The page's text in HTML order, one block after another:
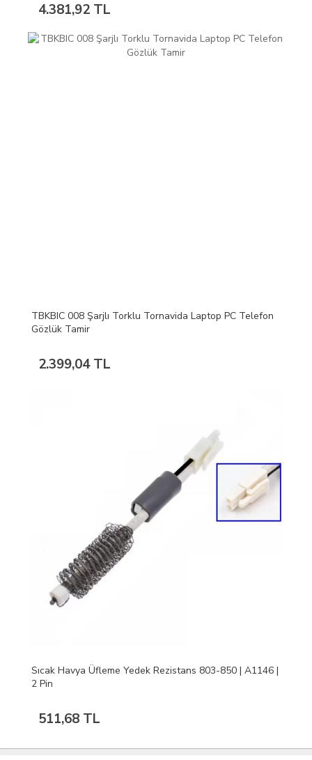
4.381,92 TL
TBKBIC 008 Şarjlı Torklu Tornavida Laptop PC Telefon
Gözlük Tamir
2.399,04 TL
Sıcak Havya Üfleme Yedek Rezistans 803-850 | A1146 |
2 Pin
511,68 TL